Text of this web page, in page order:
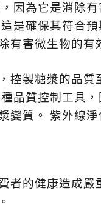
因為它是消除
這是確保其符合
有害微生物的有
控製糖漿的品質
品質控制工具
變質。 紫外線淨
者的健康造成嚴